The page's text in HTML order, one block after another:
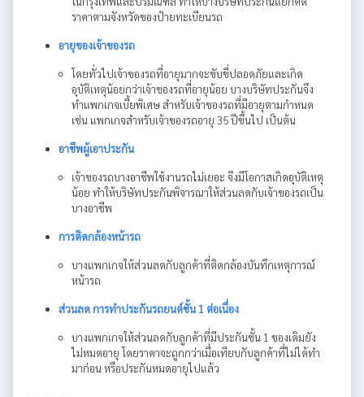
ราคาตามจังหวัดของป้ายทะเบียนรถ
อายุของเจ้าของรถ
โดยทั่วไปเจ้าของรถที่อายุมากจะขับขี่ปลอดภัยและเกิด
อุบัติเหตุน้อยกว่าเจ้าของรถที่อายุน้อย บางบริษัทประกันจึง
ทำแพกเกจเบี้ยพิเศษ สำหรับเจ้าของรถที่มีอายุตามกำหนด
เช่น แพกเกจสำหรับเจ้าของรถอายุ 35 ปีขึ้นไป เป็นต้น
อาชีพผู้เอาประกัน
เจ้าของรถบางอาชีพใช้งานรถไม่เยอะ จึงมีโอกาสเกิดอุบัติเหตุ
น้อย ทำให้บริษัทประกันพิจารณาให้ส่วนลดกับเจ้าของรถเป็น
บางอาชีพ
การติดกล้องหน้ารถ
บางแพกเกจให้ส่วนลดกับลูกค้าที่ติดกล้องบันทึกเหตุการณ์
หน้ารถ
ส่วนลด การทำประกันรถยนต์ชั้น 1 ต่อเนื่อง
บางแพกเกจให้ส่วนลดกับลูกค้าที่มีประกันชั้น 1 ของเดิมยัง
ไม่หมดอายุ โดยราคาจะถูกกว่าเมื่อเทียบกับลูกค้าที่ไม่ได้ทำ
มาก่อน หรือประกันหมดอายุไปแล้ว